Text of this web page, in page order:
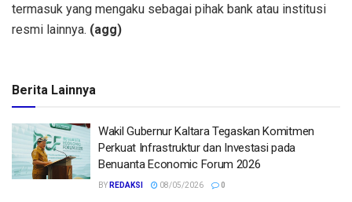
termasuk yang mengaku sebagai pihak bank atau institusi
resmi lainnya. (agg)
Berita Lainnya
Wakil Gubernur Kaltara Tegaskan Komitmen
Perkuat Infrastruktur dan Investasi pada
Benuanta Economic Forum 2026
BY REDAKSI 08/05/2026 0